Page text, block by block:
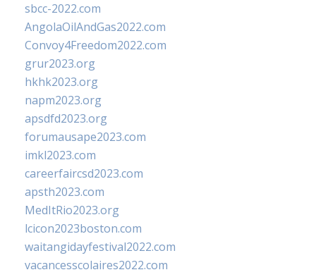
sbcc-2022.com
AngolaOilAndGas2022.com
Convoy4Freedom2022.com
grur2023.org
hkhk2023.org
napm2023.org
apsdfd2023.org
forumausape2023.com
imkl2023.com
careerfaircsd2023.com
apsth2023.com
MedItRio2023.org
lcicon2023boston.com
waitangidayfestival2022.com
vacancesscolaires2022.com